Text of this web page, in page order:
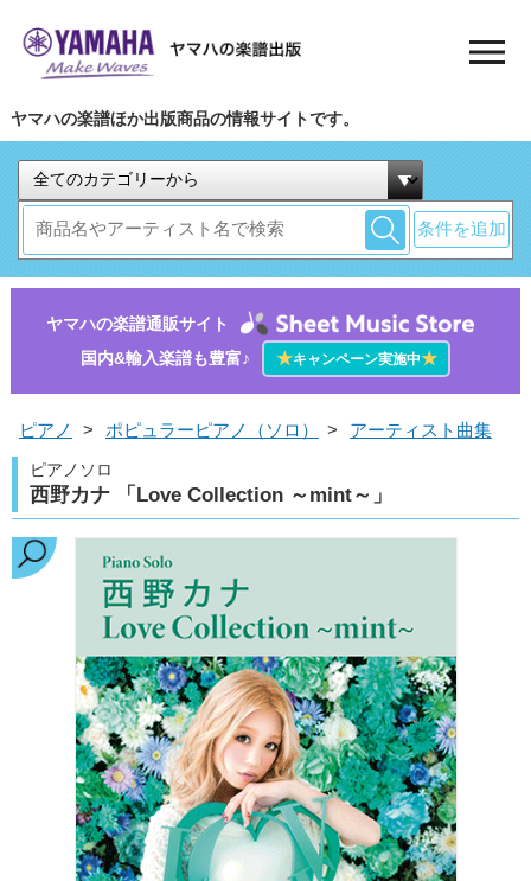
ヤマハの楽譜ほか出版商品の情報サイトです。
条件を追加
ヤマハの楽譜通販サイト
国内&輸入楽譜も豊富♪
★キャンペーン実施中★
ピアノ > ポピュラーピアノ（ソロ） > アーティスト曲集
ピアノソロ
西野カナ 「Love Collection ～mint～」